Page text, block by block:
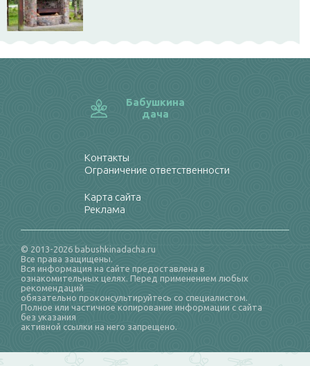
Бабушкина
дача
Контакты
Ограничение ответственности
Карта сайта
Реклама
© 2013-2026 babushkinadacha.ru
Все права защищены.
Вся информация на сайте предоставлена в
ознакомительных целях. Перед применением любых
рекомендаций
обязательно проконсультируйтесь со специалистом.
Полное или частичное копирование информации с сайта
без указания
активной ссылки на него запрещено.